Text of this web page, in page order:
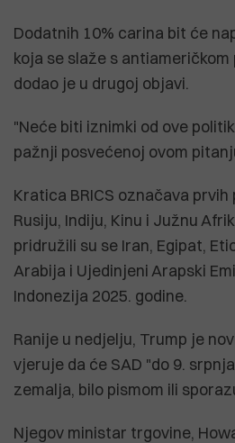
Dodatnih 10% carina bit će
koja se slaže s antiameričkom
dodao je u drugoj objavi.
"Neće biti iznimki od ove
pažnji posvećenoj ovom
Kratica BRICS označava
Rusiju, Indiju, Kinu i Južnu
pridružili su se Iran, Egipat,
Arabija i Ujedinjeni Arapski
Indonezija 2025. godine.
Ranije u nedjelju, Trump je
vjeruje da će SAD "do 9.
zemalja, bilo pismom ili
Njegov ministar trgovine,